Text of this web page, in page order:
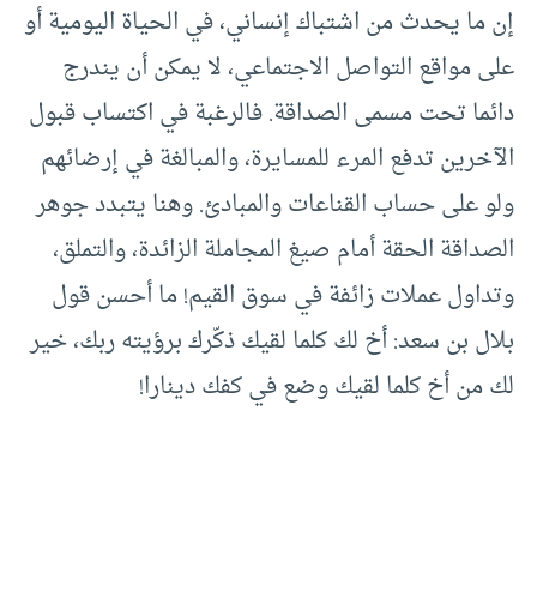
إن ما يحدث من اشتباك إنساني، في الحياة اليومية أو
على مواقع التواصل الاجتماعي، لا يمكن أن يندرج
دائما تحت مسمى الصداقة. فالرغبة في اكتساب قبول
الآخرين تدفع المرء للمسايرة، والمبالغة في إرضائهم
ولو على حساب القناعات والمبادئ. وهنا يتبدد جوهر
الصداقة الحقة أمام صيغ المجاملة الزائدة، والتملق،
وتداول عملات زائفة في سوق القيم! ما أحسن قول
بلال بن سعد: أخ لك كلما لقيك ذكّرك برؤيته ربك، خير
لك من أخ كلما لقيك وضع في كفك دينارا!